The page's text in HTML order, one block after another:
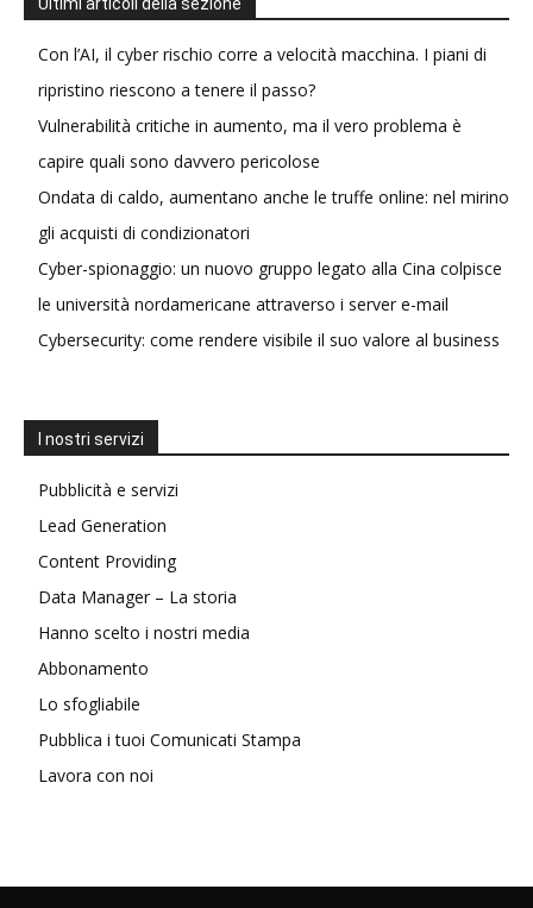
Con l’AI, il cyber rischio corre a velocità macchina. I piani di
ripristino riescono a tenere il passo?
Vulnerabilità critiche in aumento, ma il vero problema è
capire quali sono davvero pericolose
Ondata di caldo, aumentano anche le truffe online: nel mirino
gli acquisti di condizionatori
Cyber-spionaggio: un nuovo gruppo legato alla Cina colpisce
le università nordamericane attraverso i server e-mail
Cybersecurity: come rendere visibile il suo valore al business
I nostri servizi
Pubblicità e servizi
Lead Generation
Content Providing
Data Manager – La storia
Hanno scelto i nostri media
Abbonamento
Lo sfogliabile
Pubblica i tuoi Comunicati Stampa
Lavora con noi